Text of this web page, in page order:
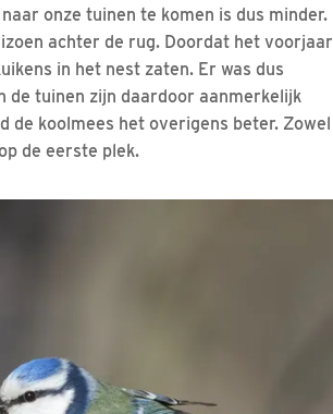
onze tuinen te komen is dus minder.
achter de rug. Doordat het voorjaar
in het nest zaten. Er was dus
de tuinen zijn daardoor aanmerkelijk
de koolmees het overigens beter. Zowel
de eerste plek.